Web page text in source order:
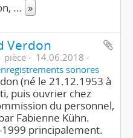
... »
Verdon
pièce
14.06.2018
sonores
(né le 21.12.1953 à
puis ouvrier chez
du personnel,
Fabienne Kühn.
principalement.